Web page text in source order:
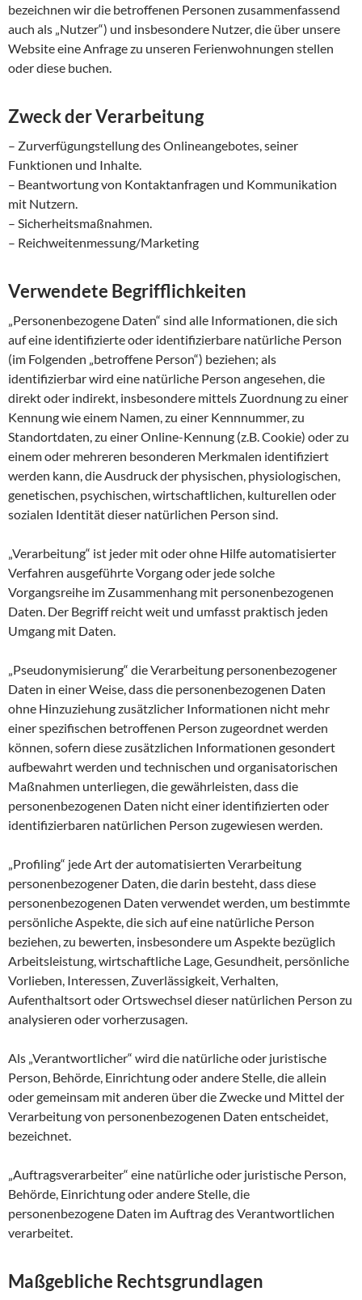
bezeichnen wir die betroffenen Personen zusammenfassend
auch als „Nutzer“) und insbesondere Nutzer, die über unsere
Website eine Anfrage zu unseren Ferienwohnungen stellen
oder diese buchen.
Zweck der Verarbeitung
– Zurverfügungstellung des Onlineangebotes, seiner
Funktionen und Inhalte.
– Beantwortung von Kontaktanfragen und Kommunikation
mit Nutzern.
– Sicherheitsmaßnahmen.
– Reichweitenmessung/Marketing
Verwendete Begrifflichkeiten
„Personenbezogene Daten“ sind alle Informationen, die sich
auf eine identifizierte oder identifizierbare natürliche Person
(im Folgenden „betroffene Person“) beziehen; als
identifizierbar wird eine natürliche Person angesehen, die
direkt oder indirekt, insbesondere mittels Zuordnung zu einer
Kennung wie einem Namen, zu einer Kennnummer, zu
Standortdaten, zu einer Online-Kennung (z.B. Cookie) oder zu
einem oder mehreren besonderen Merkmalen identifiziert
werden kann, die Ausdruck der physischen, physiologischen,
genetischen, psychischen, wirtschaftlichen, kulturellen oder
sozialen Identität dieser natürlichen Person sind.
„Verarbeitung“ ist jeder mit oder ohne Hilfe automatisierter
Verfahren ausgeführte Vorgang oder jede solche
Vorgangsreihe im Zusammenhang mit personenbezogenen
Daten. Der Begriff reicht weit und umfasst praktisch jeden
Umgang mit Daten.
„Pseudonymisierung“ die Verarbeitung personenbezogener
Daten in einer Weise, dass die personenbezogenen Daten
ohne Hinzuziehung zusätzlicher Informationen nicht mehr
einer spezifischen betroffenen Person zugeordnet werden
können, sofern diese zusätzlichen Informationen gesondert
aufbewahrt werden und technischen und organisatorischen
Maßnahmen unterliegen, die gewährleisten, dass die
personenbezogenen Daten nicht einer identifizierten oder
identifizierbaren natürlichen Person zugewiesen werden.
„Profiling“ jede Art der automatisierten Verarbeitung
personenbezogener Daten, die darin besteht, dass diese
personenbezogenen Daten verwendet werden, um bestimmte
persönliche Aspekte, die sich auf eine natürliche Person
beziehen, zu bewerten, insbesondere um Aspekte bezüglich
Arbeitsleistung, wirtschaftliche Lage, Gesundheit, persönliche
Vorlieben, Interessen, Zuverlässigkeit, Verhalten,
Aufenthaltsort oder Ortswechsel dieser natürlichen Person zu
analysieren oder vorherzusagen.
Als „Verantwortlicher“ wird die natürliche oder juristische
Person, Behörde, Einrichtung oder andere Stelle, die allein
oder gemeinsam mit anderen über die Zwecke und Mittel der
Verarbeitung von personenbezogenen Daten entscheidet,
bezeichnet.
„Auftragsverarbeiter“ eine natürliche oder juristische Person,
Behörde, Einrichtung oder andere Stelle, die
personenbezogene Daten im Auftrag des Verantwortlichen
verarbeitet.
Maßgebliche Rechtsgrundlagen